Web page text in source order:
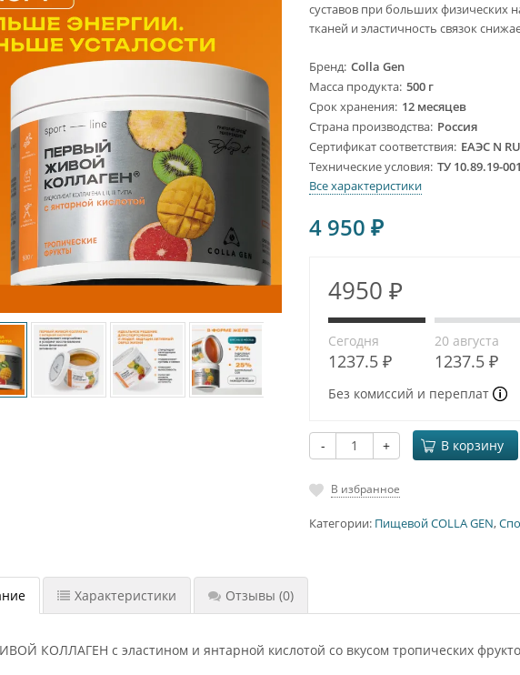
суставов при больших физических
тканей и эластичность связок
Бренд Colla Gen
Масса продукта 500 г
Срок хранения 12 месяцев
Страна производства Россия
Сертификат соответствия ЕАЭС N
Технические условия ТУ 10.89.19-
Все характеристики
4 950₽
4950 ₽
Сегодня
1237.5 ₽
20 августа
1237.5 ₽
Без комиссий и переплат
- + В корзину
В избранное
Категории: Пищевой COLLA GEN,
Характеристики Отзывы (0)
КОЛЛАГЕН с эластином и янтарной кислотой со вкусом тропических